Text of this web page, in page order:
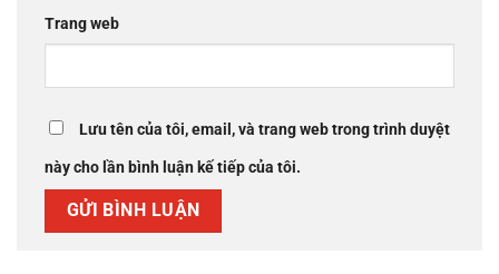
Trang web
Lưu tên của tôi, email, và trang web trong trình duyệt
này cho lần bình luận kế tiếp của tôi.